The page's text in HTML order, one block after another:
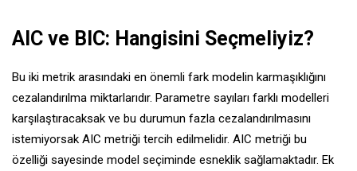
AIC ve BIC: Hangisini Seçmeliyiz?
Bu iki metrik arasındaki en önemli fark modelin karmaşıklığını
cezalandırılma miktarlarıdır. Parametre sayıları farklı modelleri
karşılaştıracaksak ve bu durumun fazla cezalandırılmasını
istemiyorsak AIC metriği tercih edilmelidir. AIC metriği bu
özelliği sayesinde model seçiminde esneklik sağlamaktadır. Ek